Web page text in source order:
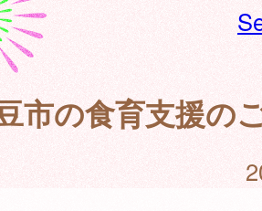
市の食育支援の